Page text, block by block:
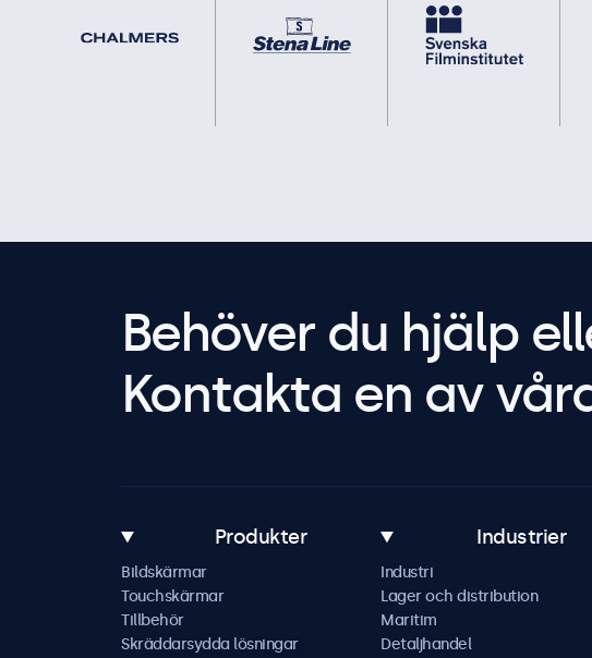
Behöver du hjälp
Kontakta en av
Produkter
Bildskärmar
Touchskärmar
Tillbehör
Skräddarsydda lösningar
Industrier
Industri
Lager och distribution
Maritim
Detaljhandel